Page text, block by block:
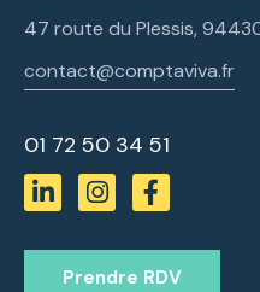
47 route du Plessis,
contact@comptaviva.fr
01 72 50 34 51
Prendre RDV